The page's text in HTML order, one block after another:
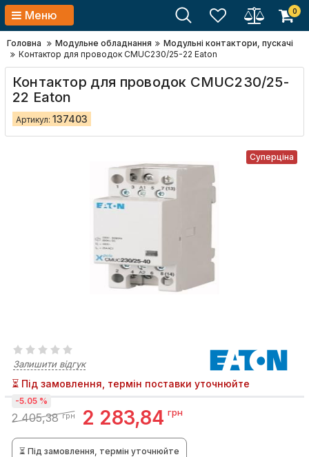
Меню 0
Головна Модульне обладнання
Модульні контактори, пускачі
Контактор для проводок CMUC230/25-22 Eaton
Контактор для проводок CMUC230/25-
22 Eaton
Артикул: 137403
Суперціна
Залишити відгук
⏳ Під замовлення, термін поставки уточнюйте
2 405,38 грн 2 283,84 грн
-5.05 %
⏳ Під замовлення, термін уточнюйте